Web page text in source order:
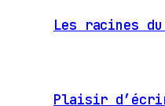
Les racines
Plaisir